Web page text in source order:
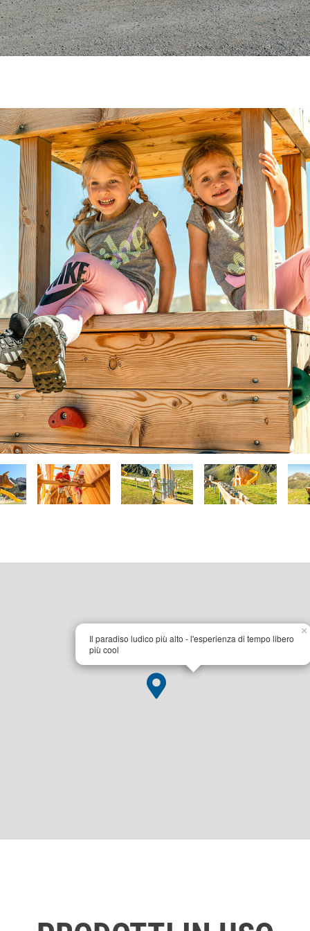
Il paradiso ludico più alto - l'esperienza di tempo libero
più cool
×